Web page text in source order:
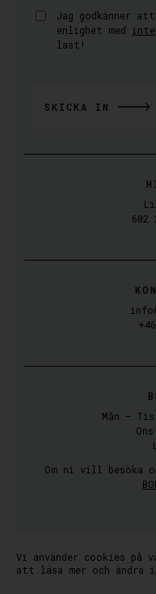
Jag godkänner
enlighet med
last!
SKICKA IN
602
Mån –
Om ni vill besöka
© Kontor·Ett
Vi använder cookies på
att läsa mer och ändra